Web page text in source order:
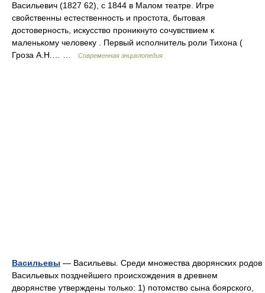
Васильевич (1827 62), с 1844 в Малом театре. Игре
свойственны естественность и простота, бытовая
достоверность, искусство проникнуто сочувствием к
маленькому человеку . Первый исполнитель роли Тихона (
Гроза А.Н.… …
Современная энциклопедия
Васильевы — Васильевы. Среди множества дворянских родов
Васильевых позднейшего происхождения в древнем
дворянстве утверждены только: 1) потомство сына боярского,